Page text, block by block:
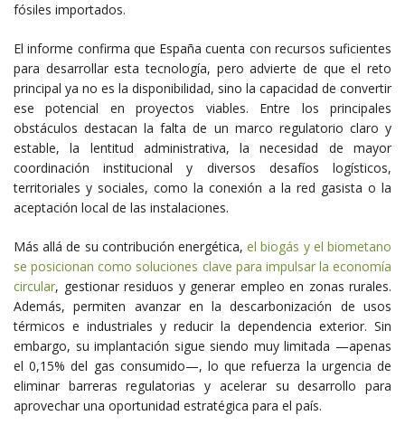
fósiles importados.
El informe confirma que España cuenta con recursos suficientes
para desarrollar esta tecnología, pero advierte de que el reto
principal ya no es la disponibilidad, sino la capacidad de convertir
ese potencial en proyectos viables. Entre los principales
obstáculos destacan la falta de un marco regulatorio claro y
estable, la lentitud administrativa, la necesidad de mayor
coordinación institucional y diversos desafíos logísticos,
territoriales y sociales, como la conexión a la red gasista o la
aceptación local de las instalaciones.
Más allá de su contribución energética,el biogás y el biometano
se posicionan como soluciones clave para impulsar la economía
circular, gestionar residuos y generar empleo en zonas rurales.
Además, permiten avanzar en la descarbonización de usos
térmicos e industriales y reducir la dependencia exterior. Sin
embargo, su implantación sigue siendo muy limitada —apenas
el 0,15% del gas consumido—, lo que refuerza la urgencia de
eliminar barreras regulatorias y acelerar su desarrollo para
aprovechar una oportunidad estratégica para el país.